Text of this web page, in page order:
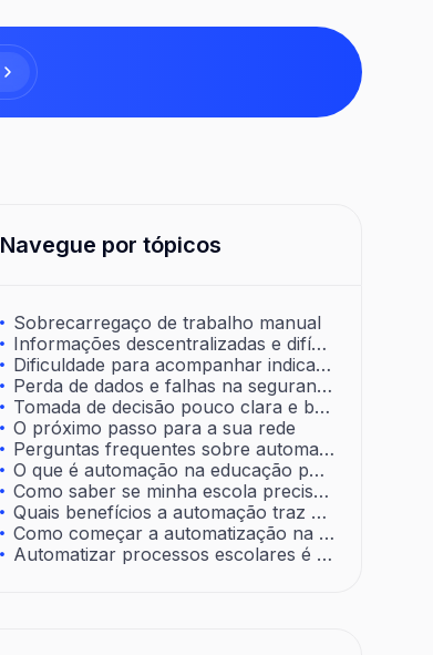
Navegue por tópicos
Sobrecarregaço de trabalho manual
Informações descentralizadas e difíceis de acessar
Dificuldade para acompanhar indicadores em tempo real
Perda de dados e falhas na segurança da informação
Tomada de decisão pouco clara e baseada em “achismo”
O próximo passo para a sua rede
Perguntas frequentes sobre automação na educação pública
O que é automação na educação pública?
Como saber se minha escola precisa automatizar?
Quais benefícios a automação traz para escolas?
Como começar a automatização na rede pública?
Automatizar processos escolares é caro?